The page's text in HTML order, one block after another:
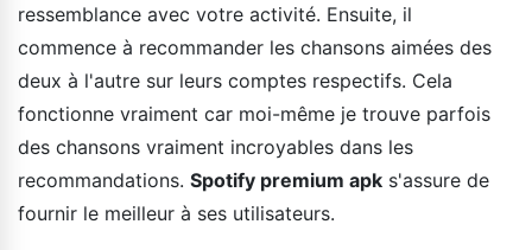
ressemblance avec votre activité. Ensuite, il
commence à recommander les chansons aimées des
deux à l'autre sur leurs comptes respectifs. Cela
fonctionne vraiment car moi-même je trouve parfois
des chansons vraiment incroyables dans les
recommandations. Spotify premium apk s'assure de
fournir le meilleur à ses utilisateurs.